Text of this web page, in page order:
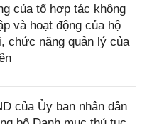
của tổ hợp tác không
và hoạt động của hộ
chức năng quản lý của
của Ủy ban nhân dân